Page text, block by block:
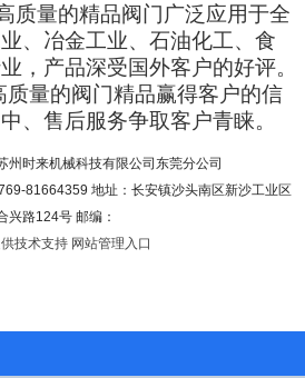
质量的精品阀门广泛应用于全
、冶金工业、石油化工、食
，产品深受国外客户的好评。
量的阀门精品赢得客户的信
、售后服务争取客户青睐。
时来机械科技有限公司东莞分公司
81664359 地址：长安镇沙头南区新沙工业区
兴路124号 邮编：
技术支持 网站管理入口